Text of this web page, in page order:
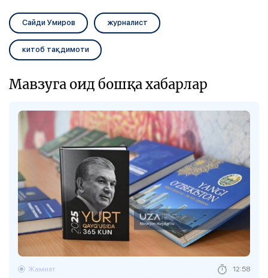
Сайди Умиров журналист
китоб тақдимоти
Мавзуга оид бошқа хабарлар
Жамият 12:58